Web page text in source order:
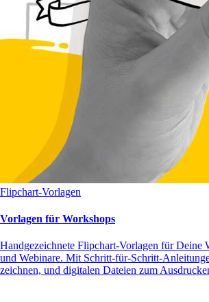
Flipchart-Vorlagen
Vorlagen für Workshops
Handgezeichnete Flipchart-Vorlagen für Deine
und Webinare. Mit Schritt-für-Schritt-
zeichnen, und digitalen Dateien zum